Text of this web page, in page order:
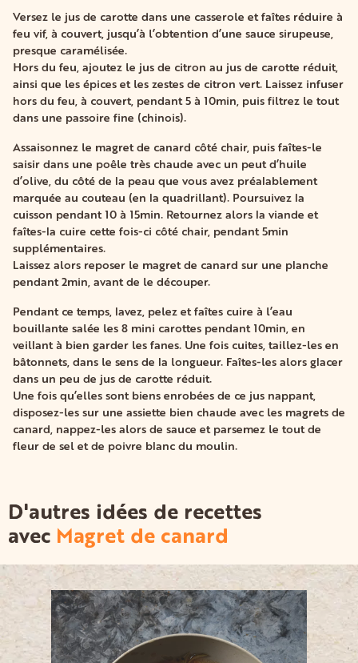
Versez le jus de carotte dans une casserole et faîtes réduire à
feu vif, à couvert, jusqu’à l’obtention d’une sauce sirupeuse,
presque caramélisée.
Hors du feu, ajoutez le jus de citron au jus de carotte réduit,
ainsi que les épices et les zestes de citron vert. Laissez infuser
hors du feu, à couvert, pendant 5 à 10min, puis filtrez le tout
dans une passoire fine (chinois).
Assaisonnez le magret de canard côté chair, puis faîtes-le
saisir dans une poêle très chaude avec un peut d’huile
d’olive, du côté de la peau que vous avez préalablement
marquée au couteau (en la quadrillant). Poursuivez la
cuisson pendant 10 à 15min. Retournez alors la viande et
faîtes-la cuire cette fois-ci côté chair, pendant 5min
supplémentaires.
Laissez alors reposer le magret de canard sur une planche
pendant 2min, avant de le découper.
Pendant ce temps, lavez, pelez et faîtes cuire à l’eau
bouillante salée les 8 mini carottes pendant 10min, en
veillant à bien garder les fanes. Une fois cuites, taillez-les en
bâtonnets, dans le sens de la longueur. Faîtes-les alors glacer
dans un peu de jus de carotte réduit.
Une fois qu’elles sont biens enrobées de ce jus nappant,
disposez-les sur une assiette bien chaude avec les magrets de
canard, nappez-les alors de sauce et parsemez le tout de
fleur de sel et de poivre blanc du moulin.
D'autres idées de recettes
avec Magret de canard